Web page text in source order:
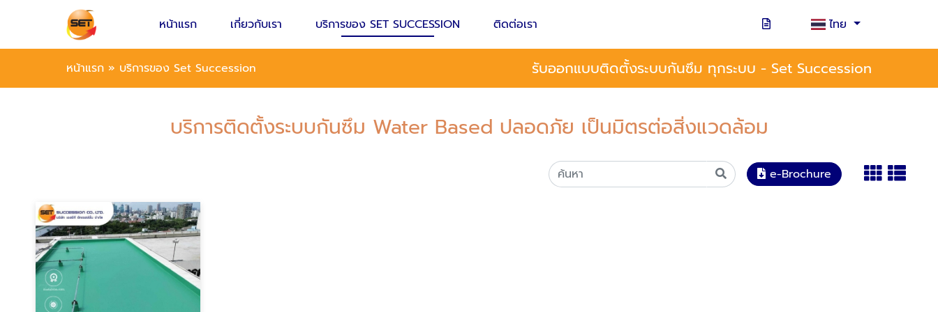
หน้าแรก เกี่ยวกับเรา บริการของ SET SUCCESSION ติดต่อเรา ไทย
หน้าแรก » บริการของ Set Succession รับออกแบบติดตั้งระบบกันซึม ทุกระบบ - Set Succession
บริการติดตั้งระบบกันซึม Water Based ปลอดภัย เป็นมิตรต่อสิ่งแวดล้อม
e-Brochure